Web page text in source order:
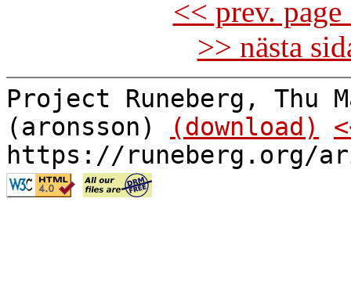
<< prev.
>> nästa
Project Runeberg, Thu
(aronsson)
(download)
https://runeberg.org/